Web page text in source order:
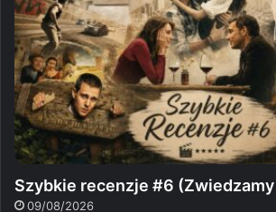
Szybkie recenzje #6
09/08/2026